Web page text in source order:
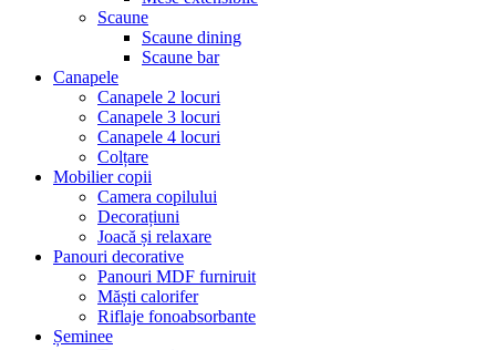
Scaune
Scaune dining
Scaune bar
Canapele
Canapele 2 locuri
Canapele 3 locuri
Canapele 4 locuri
Colțare
Mobilier copii
Camera copilului
Decorațiuni
Joacă și relaxare
Panouri decorative
Panouri MDF furniruit
Măști calorifer
Riflaje fonoabsorbante
Șeminee